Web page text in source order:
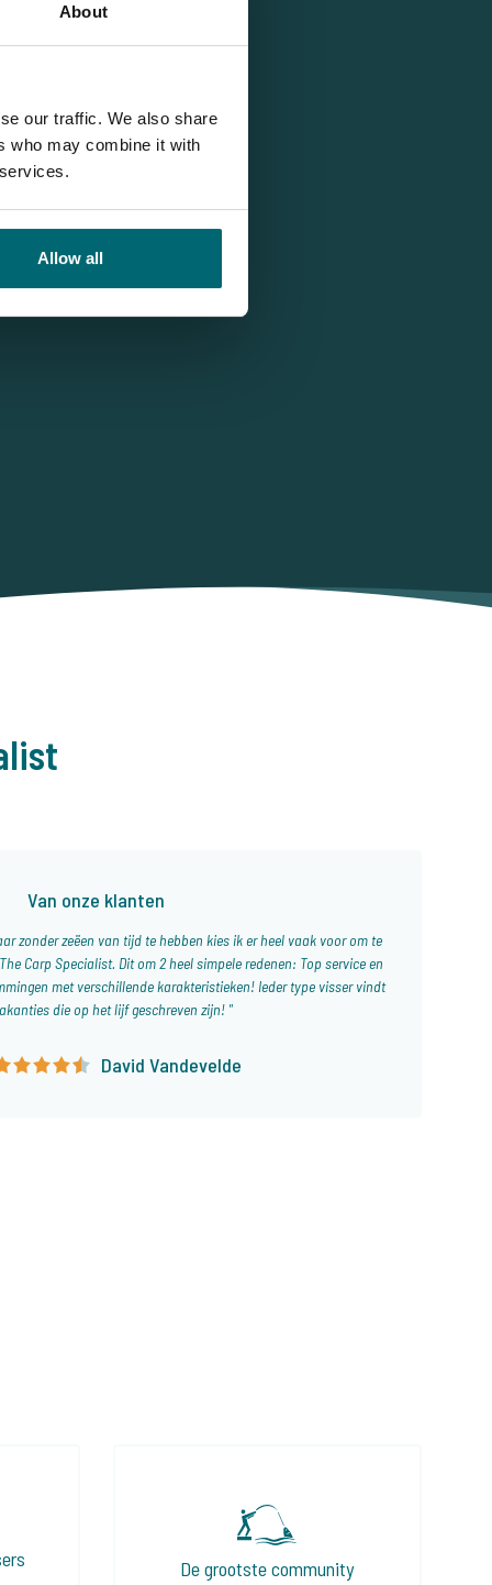
About
our traffic. We also share
who may combine it with
Allow all
Van onze klanten
zonder zeëen van tijd te hebben kies ik er heel vaak voor om te
Carp Specialist. Dit om 2 heel simpele redenen: Top service en
met verschillende karakteristieken! Ieder type visser vindt
die op het lijf geschreven zijn!
David Vandevelde
De grootste community